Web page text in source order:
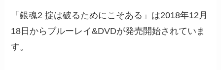
「銀魂2 掟は破るためにこそある」は2018年12月
18日からブルーレイ&DVDが発売開始されていま
す。